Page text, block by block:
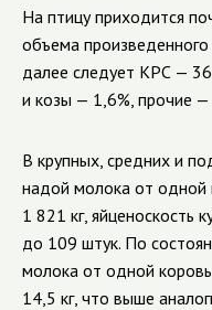
На птицу приходится
объема
далее следует КРС —
и козы — 1,6%, прочие —
В крупных, средних и
надой молока от одной
1 821 кг, яйценоскость
до 109 штук. По
молока от одной
14,5 кг, что выше